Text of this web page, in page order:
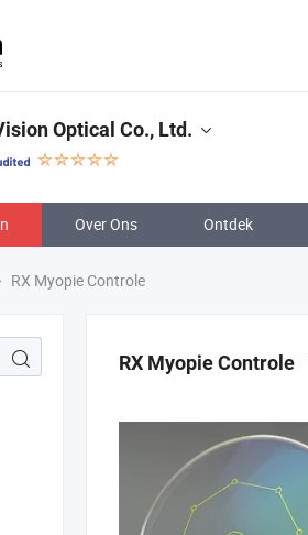
Optical Co., Ltd.
Over Ons Ontdek
RX Myopie Controle
RX Myopie Controle